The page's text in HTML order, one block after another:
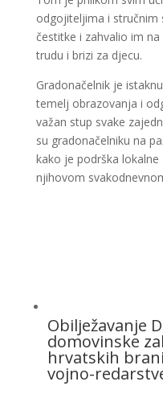
odgojiteljima i stručnim
čestitke i zahvalio im
trudu i brizi za djecu.
Gradonačelnik je
temelj obrazovanja i
važan stup svake
su gradonačelniku na
kako je podrška
njihovom
Obilježavanje
domovinske
hrvatskih
vojno-